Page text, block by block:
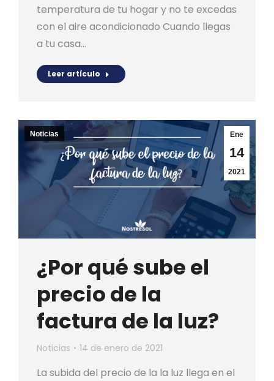
temperatura de tu hogar y no te excedas
con el aire acondicionado Cuando llegas
a tu casa…
Leer artículo
Ene
14
2021
Noticias
¿Por qué sube el
precio de la
factura de la luz?
Noticias 14 de enero de 2021
La subida del precio de la la luz llega en el